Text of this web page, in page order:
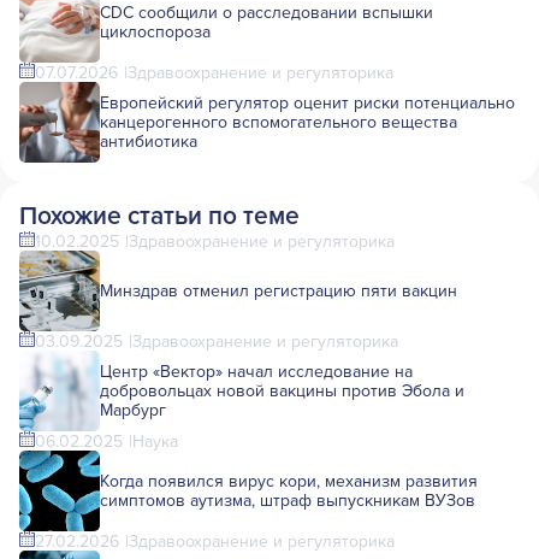
CDC сообщили о расследовании вспышки
циклоспороза
07.07.2026 Здравоохранение и регуляторика
Европейский регулятор оценит риски потенциально
канцерогенного вспомогательного вещества
антибиотика
Похожие статьи по теме
10.02.2025 Здравоохранение и регуляторика
Минздрав отменил регистрацию пяти вакцин
03.09.2025 Здравоохранение и регуляторика
Центр «Вектор» начал исследование на
добровольцах новой вакцины против Эбола и
Марбург
06.02.2025 Наука
Когда появился вирус кори, механизм развития
симптомов аутизма, штраф выпускникам ВУЗов
27.02.2026 Здравоохранение и регуляторика